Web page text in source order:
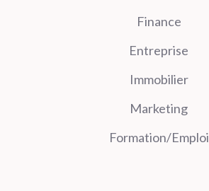
Finance
Entreprise
Immobilier
Marketing
Formation/Emploi